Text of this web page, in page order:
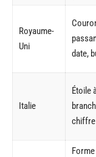
Royaume-
Uni
date,
Italie
Étoile
chiffre